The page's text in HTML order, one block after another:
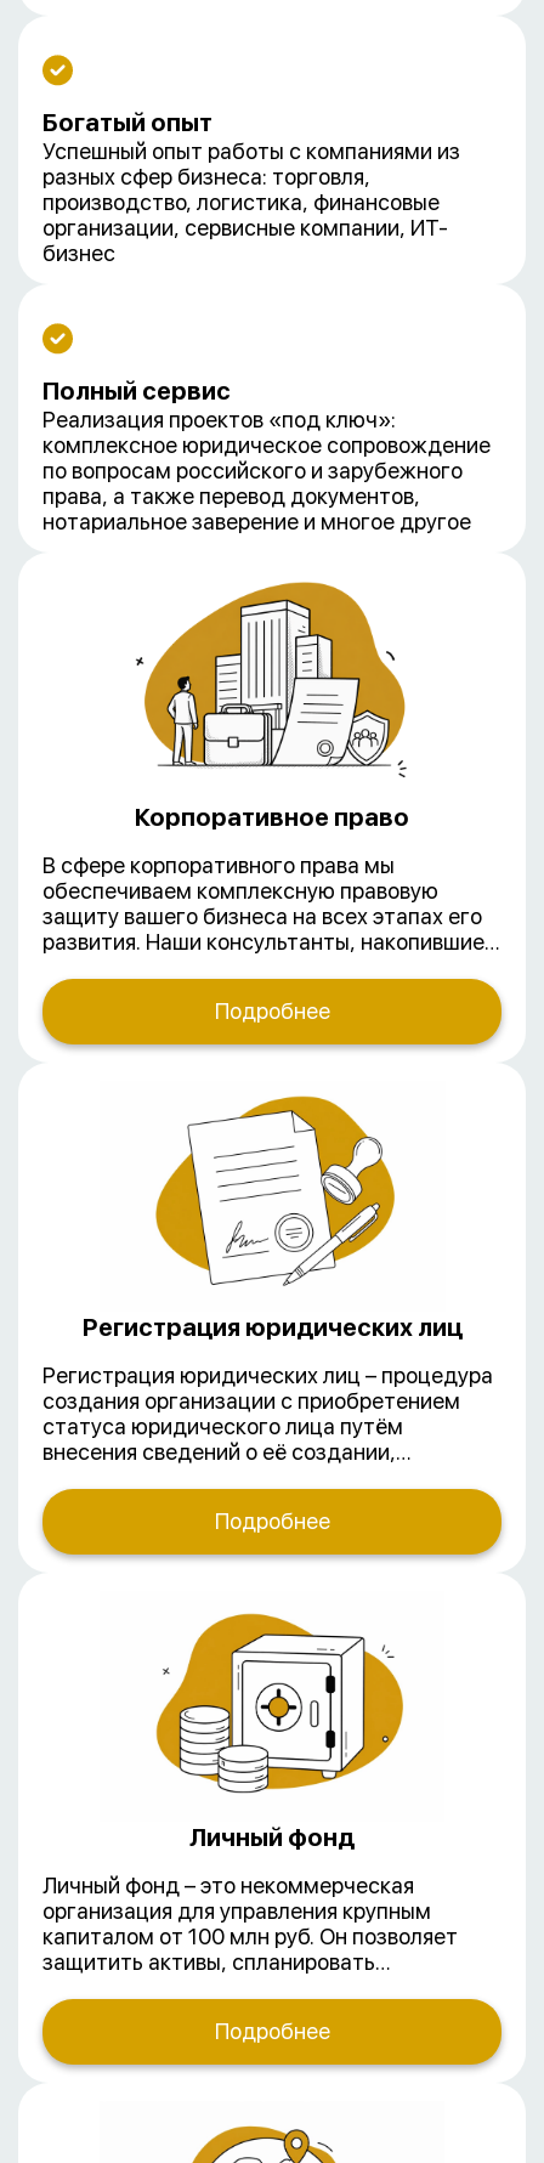
Богатый опыт
Успешный опыт работы с компаниями из
разных сфер бизнеса: торговля,
производство, логистика, финансовые
организации, сервисные компании, ИТ-
бизнес
Полный сервис
Реализация проектов «под ключ»:
комплексное юридическое сопровождение
по вопросам российского и зарубежного
права, а также перевод документов,
нотариальное заверение и многое другое
Корпоративное право
В сфере корпоративного права мы
обеспечиваем комплексную правовую
защиту вашего бизнеса на всех этапах его
развития. Наши консультанты, накопившие
числе в обслуживании компаний с
иностранным участием, предлагают
полный спектр услуг в данной области.
Подробнее
Регистрация юридических лиц
Регистрация юридических лиц – процедура
создания организации с приобретением
статуса юридического лица путём
внесения сведений о её создании,
зависимости от цели деятельности
выделяют коммерческие и некоммерческие
организации. Наиболее востребованные
ответственностью и акционерные
общества. Некоммерческие –
благотворительные фонды, ассоциации и с
недавнего времени личные фонды.
Подробнее
Личный фонд
Личный фонд – это некоммерческая
организация для управления крупным
капиталом от 100 млн руб. Он позволяет
защитить активы, спланировать
Создание и управление личными фондами –
процессы, требующие глубокого понимания
гражданского и налогового
международного права (если
Подробнее